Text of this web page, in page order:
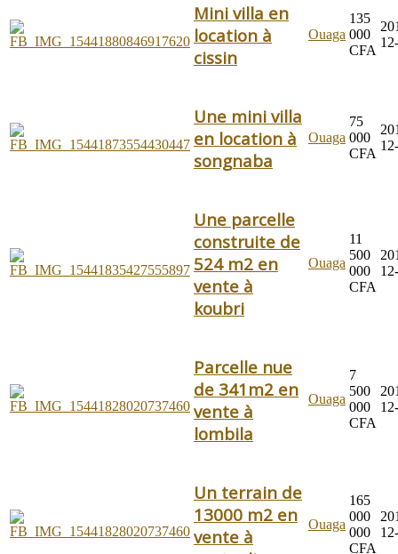
Mini villa en
location à
cissin
Ouaga
135
000
CFA
Une mini villa
en location à
songnaba
Ouaga
75
000
CFA
Une parcelle
construite de
524 m2 en
vente à
koubri
Ouaga
11
500
000
CFA
Parcelle nue
de 341m2 en
vente à
lombila
Ouaga
7
500
000
CFA
Un terrain de
13000 m2 en
vente à
Ouaga
165
000
000
CFA